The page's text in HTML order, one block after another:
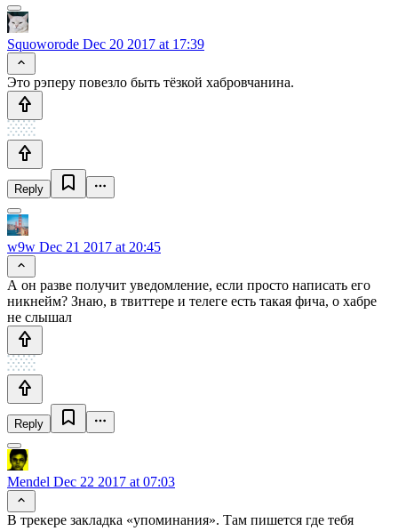
Squoworode Dec 20 2017 at 17:39
Это рэперу повезло быть тёзкой хабровчанина.
Reply
w9w Dec 21 2017 at 20:45
А он разве получит уведомление, если просто написать его
никнейм? Знаю, в твиттере и телеге есть такая фича, о хабре
не слышал
Reply
Mendel Dec 22 2017 at 07:03
В трекере закладка «упоминания». Там пишется где тебя